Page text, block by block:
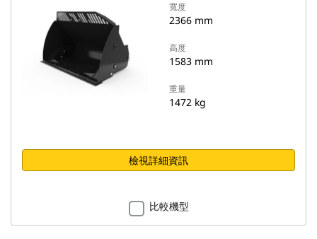
寬度
2366 mm
高度
1583 mm
重量
1472 kg
檢視詳細資訊
比較機型